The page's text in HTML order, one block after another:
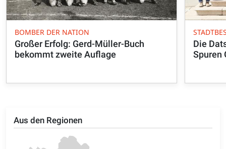
Aus den Regionen
BOMBER DER NATION
Großer Erfolg: Gerd-Müller-Buch
bekommt zweite Auflage
Die
Spuren